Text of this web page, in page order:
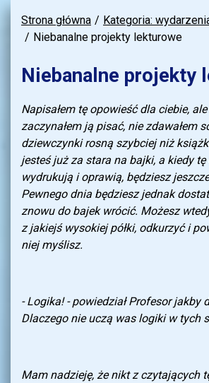
Strona główna
Kategoria:
Niebanalne projekty lekturowe
Niebanalne projekty
Napisałem tę opowieść dla ciebie,
zaczynałem ją pisać, nie zdawałem
dziewczynki rosną szybciej niż
jesteś już za stara na bajki, a kiedy tę
wydrukują i oprawią, będziesz
Pewnego dnia będziesz jednak
znowu do bajek wrócić. Możesz
z jakiejś wysokiej półki, odkurzyć i
niej myślisz.
- Logika! - powiedział Profesor jakby
Dlaczego nie uczą was logiki w tych
Mam nadzieję, że nikt z czytających